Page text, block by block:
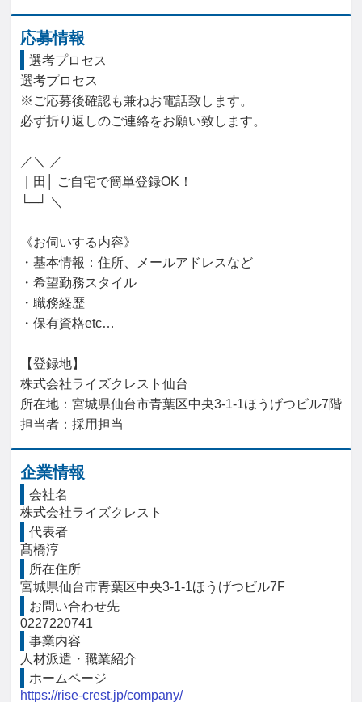
応募情報
選考プロセス
選考プロセス
※ご応募後確認も兼ねお電話致します。
必ず折り返しのご連絡をお願い致します。
／＼ ／
｜田│ ご自宅で簡単登録OK！
└─┘ ＼
《お伺いする内容》
・基本情報：住所、メールアドレスなど
・希望勤務スタイル
・職務経歴
・保有資格etc…
【登録地】
株式会社ライズクレスト仙台
所在地：宮城県仙台市青葉区中央3-1-1ほうげつビル7階
担当者：採用担当
企業情報
会社名
株式会社ライズクレスト
代表者
髙橋淳
所在住所
宮城県仙台市青葉区中央3-1-1ほうげつビル7F
お問い合わせ先
0227220741
事業内容
人材派遣・職業紹介
ホームページ
https://rise-crest.jp/company/